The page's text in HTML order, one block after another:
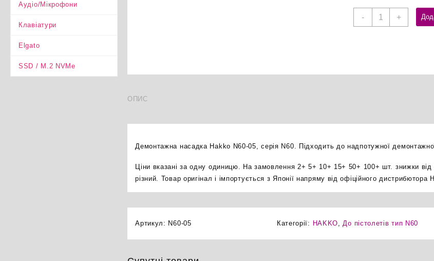
Аудіо/Мікрофони
Клавіатури
Elgato
SSD / M.2 NVMe
-
Hakko
+
ОПИС
Демонтажна насадка Hakko N60-05, серія N60. Підходить до надпотужної
Ціни вказані за одну одиницю. На замовлення 2+ 5+ 10+ 15+ 50+ 100+ шт. знижки
різний. Товар оригінал і імпортується з Японії напряму від офіційного дистрибютора
Артикул: N60-05 Категорії: HAKKO,До пістолетів тип N60